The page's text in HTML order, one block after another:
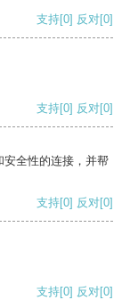
支持[0] 反对[0]
支持[0] 反对[0]
全性的连接，并帮
支持[0] 反对[0]
支持[0] 反对[0]